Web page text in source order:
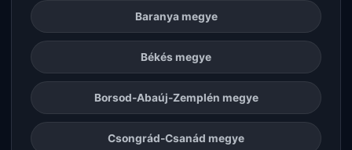
Baranya megye
Békés megye
Borsod-Abaúj-Zemplén megye
Csongrád-Csanád megye